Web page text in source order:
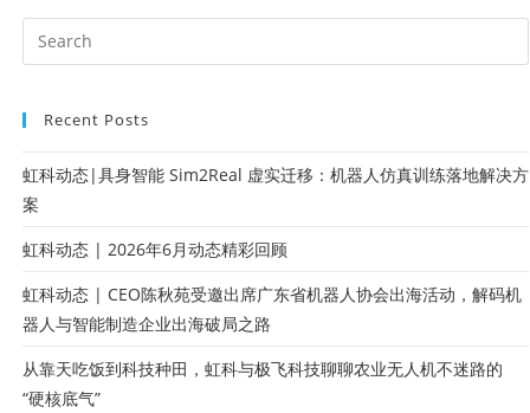
Recent Posts
虹科动态|具身智能 Sim2Real 虚实迁移：机器人仿真训练落地解决方
案
虹科动态 | 2026年6月动态精彩回顾
虹科动态 | CEO陈秋苑受邀出席广东省机器人协会出海活动，解码机
器人与智能制造企业出海破局之路
从靠天吃饭到科技种田，虹科与极飞科技聊聊农业无人机不迷路的
“硬核底气”